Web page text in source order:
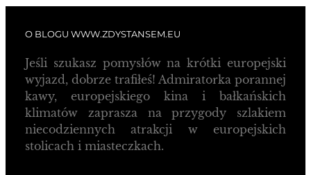
O BLOGU WWW.ZDYSTANSEM.EU
Jeśli szukasz pomysłów na krótki europejski
wyjazd, dobrze trafiłeś! Admiratorka porannej
kawy, europejskiego kina i bałkańskich
klimatów zaprasza na przygody szlakiem
niecodziennych atrakcji w europejskich
stolicach i miasteczkach.